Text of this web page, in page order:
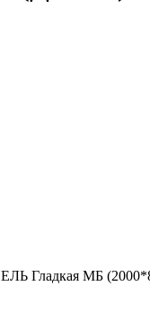
Гладкая МБ